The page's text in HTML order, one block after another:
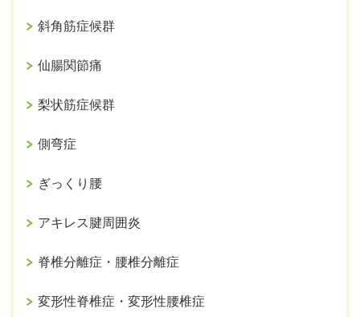
斜角筋症候群
仙腸関節痛
梨状筋症候群
側弯症
ぎっくり腰
アキレス腱周囲炎
脊椎分離症・腰椎分離症
変形性脊椎症・変形性腰椎症